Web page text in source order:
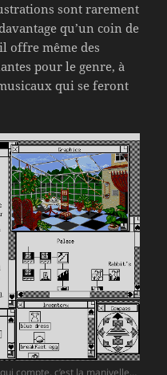
sont rarement
qu’un coin de
offre même des
pour le genre, à
qui se feront
compte, c’est la manivelle…